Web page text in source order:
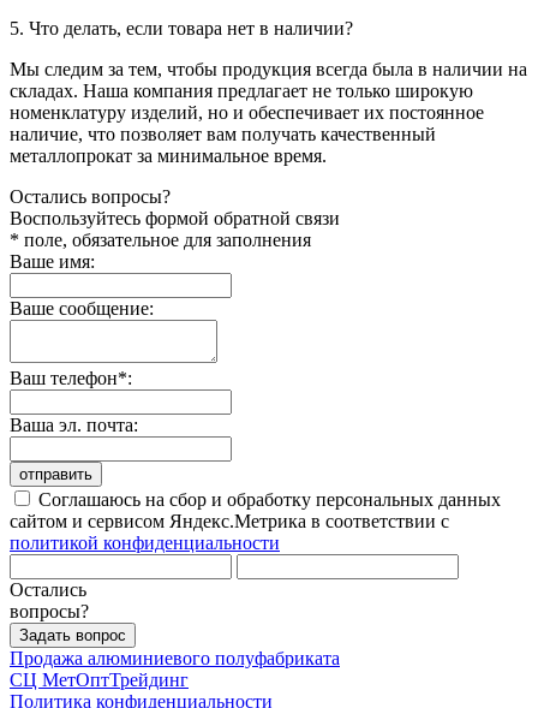
5. Что делать, если товара нет в наличии?
Мы следим за тем, чтобы продукция всегда была в наличии на
складах. Наша компания предлагает не только широкую
номенклатуру изделий, но и обеспечивает их постоянное
наличие, что позволяет вам получать качественный
металлопрокат за минимальное время.
Остались вопросы?
Воспользуйтесь формой обратной связи
* поле, обязательное для заполнения
Ваше имя:
Ваше сообщение:
Ваш телефон*:
Ваша эл. почта:
отправить
Соглашаюсь на сбор и обработку персональных данных
сайтом и сервисом Яндекс.Метрика в соответствии с
политикой конфиденциальности
Остались
вопросы?
Задать вопрос
Продажа алюминиевого полуфабриката
СЦ МетОптТрейдинг
Политика конфиденциальности